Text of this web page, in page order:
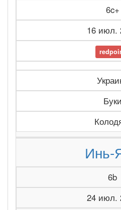
6c+
16 июл.
Буки
Инь-
6b
24 июл.